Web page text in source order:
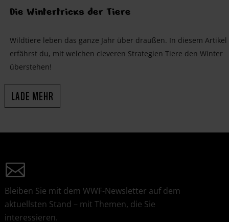
Die Wintertricks der Tiere
Wildtiere leben das ganze Jahr über draußen. In diesem Artikel
erfährst du, mit welchen cleveren Strategien Tiere den Winter
überstehen!
LADE MEHR
Bleiben Sie mit dem WWF-Newsletter auf dem
aktuellsten Stand – mit Themen, die Sie
interessieren.